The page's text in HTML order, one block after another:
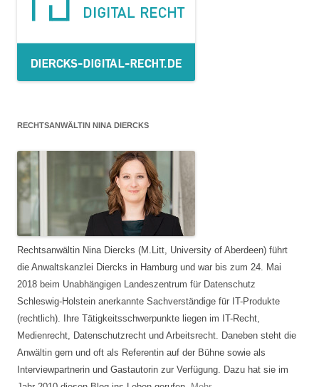
RECHTSANWÄLTIN NINA DIERCKS
Rechtsanwältin Nina Diercks (M.Litt, University of Aberdeen) führt
die Anwaltskanzlei Diercks in Hamburg und war bis zum 24. Mai
2018 beim Unabhängigen Landeszentrum für Datenschutz
Schleswig-Holstein anerkannte Sachverständige für IT-Produkte
(rechtlich). Ihre Tätigkeitsschwerpunkte liegen im IT-Recht,
Medienrecht, Datenschutzrecht und Arbeitsrecht. Daneben steht die
Anwältin gern und oft als Referentin auf der Bühne sowie als
Interviewpartnerin und Gastautorin zur Verfügung. Dazu hat sie im